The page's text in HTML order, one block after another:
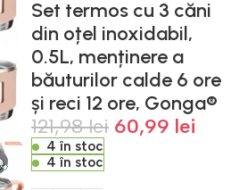
Set termos cu 3 căni
din oțel inoxidabil,
0.5L, menținere a
băuturilor calde 6 ore
și reci 12 ore, Gonga®
121,98lei 60,99 lei
4 în stoc
4 în stoc